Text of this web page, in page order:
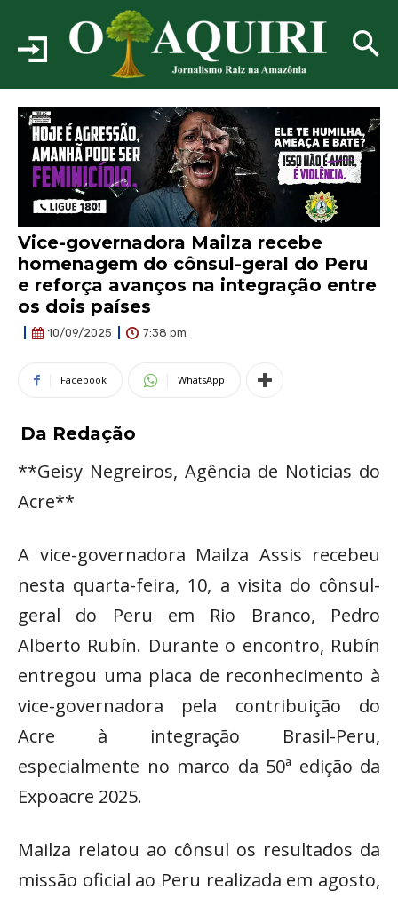
Vice-governadora Mailza recebe
homenagem do cônsul-geral do Peru
e reforça avanços na integração entre
os dois países
10/09/2025 7:38 pm
Facebook WhatsApp
Da Redação
**Geisy Negreiros, Agência de Noticias do
Acre**
A vice-governadora Mailza Assis recebeu
nesta quarta-feira, 10, a visita do cônsul-
geral do Peru em Rio Branco, Pedro
Alberto Rubín. Durante o encontro, Rubín
entregou uma placa de reconhecimento à
vice-governadora pela contribuição do
Acre à integração Brasil-Peru,
especialmente no marco da 50ª edição da
Expoacre 2025.
Mailza relatou ao cônsul os resultados da
missão oficial ao Peru realizada em agosto,